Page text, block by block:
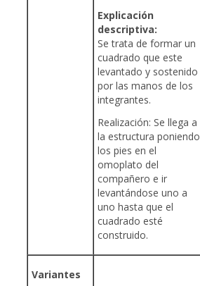
Explicación
descriptiva:
Se trata de formar un
cuadrado que este
levantado y sostenido
por las manos de los
integrantes.
Realización: Se llega a
la estructura poniendo
los pies en el
omoplato del
compañero e ir
levantándose uno a
uno hasta que el
cuadrado esté
construido.
Variantes